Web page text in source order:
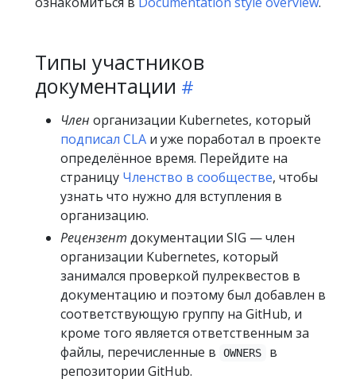
Типы участников
документации
Член организации Kubernetes, который
подписал CLA и уже поработал в проекте
определённое время. Перейдите на
страницу Членство в сообществе, чтобы
узнать что нужно для вступления в
организацию.
Рецензент документации SIG — член
организации Kubernetes, который
занимался проверкой пулреквестов в
документацию и поэтому был добавлен в
соответствующую группу на GitHub, и
кроме того является ответственным за
файлы, перечисленные в
OWNERS
в
репозитории GitHub.